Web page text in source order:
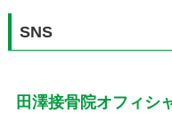
SNS
田澤接骨院オフィシ